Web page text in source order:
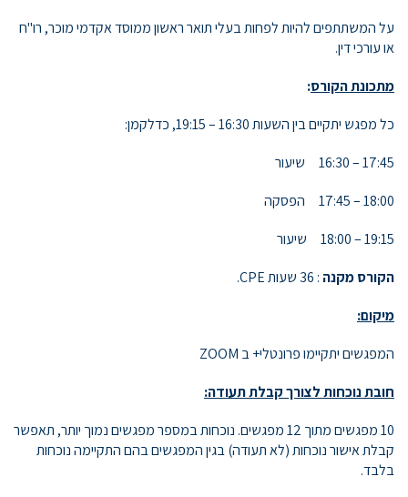
על המשתתפים להיות לפחות בעלי תואר ראשון ממוסד אקדמי מוכר, רו"ח
או עורכי דין.
מתכונת הקורס:
כל מפגש יתקיים בין השעות 16:30 – 19:15, כדלקמן:
17:45 – 16:30 שיעור
18:00 – 17:45 הפסקה
19:15 – 18:00 שיעור
הקורס מקנה : 36 שעות CPE.
מיקום:
המפגשים יתקיימו פרונטלי+ ב ZOOM
חובת נוכחות לצורך קבלת תעודה:
10 מפגשים מתוך 12 מפגשים. נוכחות במספר מפגשים נמוך יותר, תאפשר
קבלת אישור נוכחות (לא תעודה) בגין המפגשים בהם התקיימה נוכחות
בלבד.